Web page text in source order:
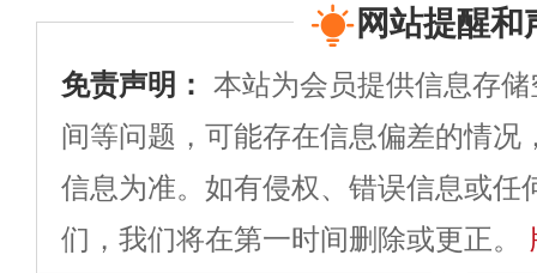
网站提醒和
免责声明： 本站为会员提供信息存
间等问题，可能存在信息偏差的情况
信息为准。如有侵权、错误信息或任
们，我们将在第一时间删除或更正。